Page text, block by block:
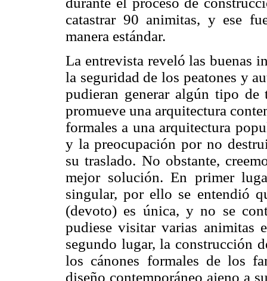
catastrar 90 animitas, y ese
manera estándar.
La entrevista reveló las buenas
la seguridad de los peatones y
pudieran generar algún tipo
promueve una arquitectura
formales a una arquitectura
y la preocupación por no
su traslado. No obstante,
mejor solución. En primer
singular, por ello se entendió
(devoto) es única, y no se
pudiese visitar varias animitas
segundo lugar, la construcción
los cánones formales de los
diseño contemporáneo ajeno a